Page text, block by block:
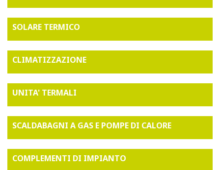
SOLARE TERMICO
CLIMATIZZAZIONE
UNITA' TERMALI
SCALDABAGNI A GAS E POMPE DI CALORE
COMPLEMENTI DI IMPIANTO